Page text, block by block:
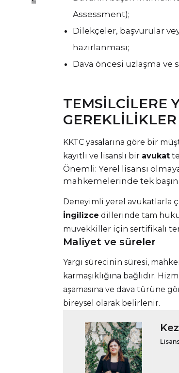
Assessment);
Dilekçeler, başvurular
hazırlanması;
Dava öncesi uzlaşma ve
TEMSILCILERE
GEREKLILIKLER
KKTC yasalarına göre bir
kayıtlı ve lisanslı bir avukat
Önemli: Yerel lisansı
mahkemelerinde tek
Deneyimli yerel avukatlarla
İngilizce dillerinde tam
müvekkiller için sertifikalı
Maliyet ve süreler
Yargı sürecinin süresi,
karmaşıklığına bağlıdır.
aşamasına ve dava türüne
bireysel olarak belirlenir.